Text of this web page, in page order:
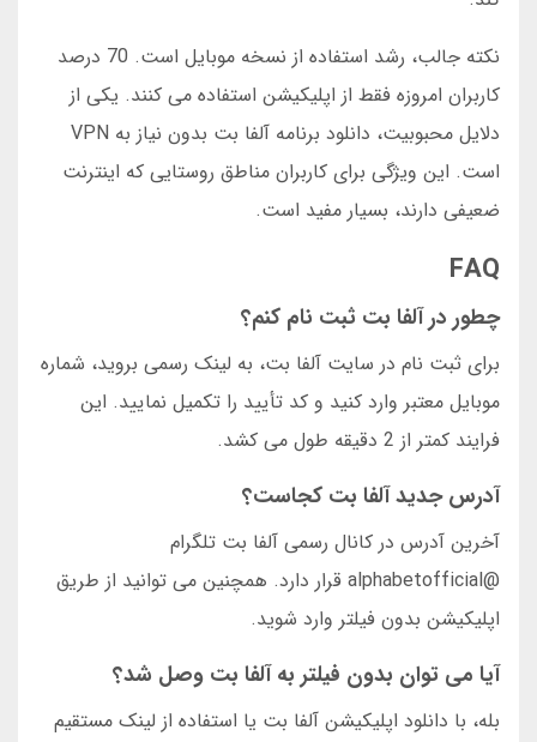
نکته جالب، رشد استفاده از نسخه موبایل است. 70 درصد
کاربران امروزه فقط از اپلیکیشن استفاده می کنند. یکی از
دلایل محبوبیت، دانلود برنامه آلفا بت بدون نیاز به VPN
است. این ویژگی برای کاربران مناطق روستایی که اینترنت
ضعیفی دارند، بسیار مفید است.
FAQ
چطور در آلفا بت ثبت نام کنم؟
برای ثبت نام در سایت آلفا بت، به لینک رسمی بروید، شماره
موبایل معتبر وارد کنید و کد تأیید را تکمیل نمایید. این
فرایند کمتر از 2 دقیقه طول می کشد.
آدرس جدید آلفا بت کجاست؟
آخرین آدرس در کانال رسمی آلفا بت تلگرام
@alphabetofficial قرار دارد. همچنین می توانید از طریق
اپلیکیشن بدون فیلتر وارد شوید.
آیا می توان بدون فیلتر به آلفا بت وصل شد؟
بله، با دانلود اپلیکیشن آلفا بت یا استفاده از لینک مستقیم